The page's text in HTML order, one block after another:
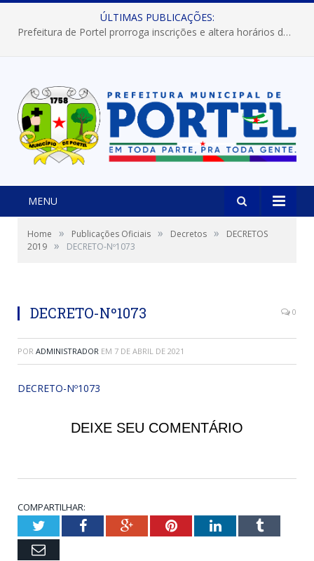
ÚLTIMAS PUBLICAÇÕES:
Prefeitura de Portel prorroga inscrições e altera horários dos concursos “Musa” e “Miss Mix Verão 2026”
MENU
Home » Publicações Oficiais » Decretos »
DECRETOS
2019 » DECRETO-Nº1073
DECRETO-Nº1073 0
POR ADMINISTRADOR EM 7 DE ABRIL DE 2021
DECRETO-Nº1073
DEIXE SEU COMENTÁRIO
COMPARTILHAR:
TwitterFacebookGoogle+PinterestLinkedInTumblr
Email